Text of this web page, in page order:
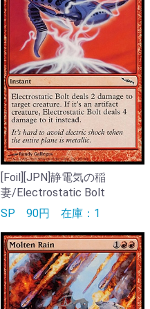
[Foil][JPN]静電気の稲
妻/Electrostatic Bolt
SP 90円 在庫：1